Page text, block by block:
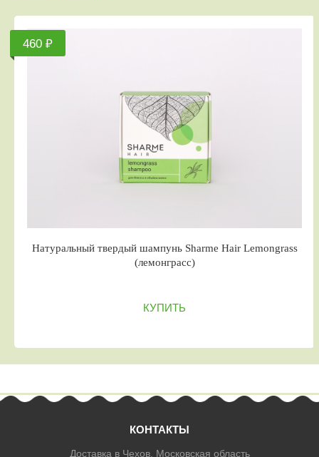
460 ₽
Натуральный твердый шампунь Sharme Hair Lemongrass
(лемонграсс)
КУПИТЬ
КОНТАКТЫ
Доставка в Чехов, Московская область